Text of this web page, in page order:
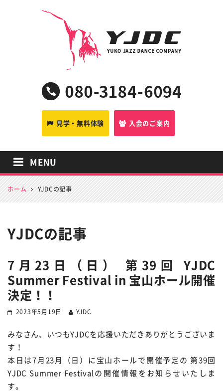
見学・無料体験 入会のご案内
MENU
ホーム YJDCの記事
YJDCの記事
7月23日（日） 第39回 YJDC
Summer Festival in 宝山ホール開催
決定！！
2023年5月19日 YJDC
みなさん、いつもYJDCを応援いただきありがとうございま
す！
本日は7月23月（日）に宝山ホールで開催予定の 第39回
YJDC Summer Festivalの開催情報をお知らせいたしま
す。